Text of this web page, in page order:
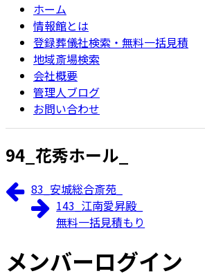
ホーム
情報館とは
登録葬儀社検索・無料一括見積
地域斎場検索
会社概要
管理人ブログ
お問い合わせ
94_花秀ホール_
83_安城総合斎苑_
143_江南愛昇殿_
無料一括見積もり
メンバーログイン